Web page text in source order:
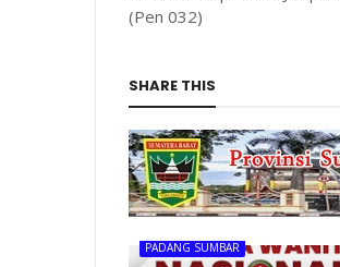
(Pen 032)
SHARE THIS
PADANG SUMBAR